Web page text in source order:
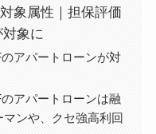
象属性｜担保評価
象に
アパートローンが対
アパートローンは融
ンや、クセ強高利回